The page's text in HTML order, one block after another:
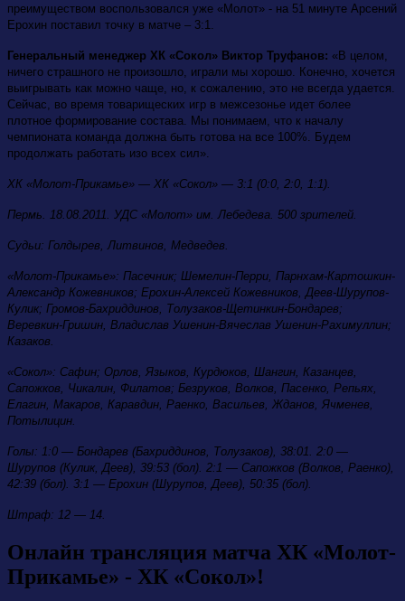
преимуществом воспользовался уже «Молот» - на 51 минуте Арсений
Ерохин поставил точку в матче – 3:1.
Генеральный менеджер ХК «Сокол» Виктор Труфанов: «В целом,
ничего страшного не произошло, играли мы хорошо. Конечно, хочется
выигрывать как можно чаще, но, к сожалению, это не всегда удается.
Сейчас, во время товарищеских игр в межсезонье идет более
плотное формирование состава. Мы понимаем, что к началу
чемпионата команда должна быть готова на все 100%. Будем
продолжать работать изо всех сил».
ХК «Молот-Прикамье» — ХК «Сокол» — 3:1 (0:0, 2:0, 1:1).
Пермь. 18.08.2011. УДС «Молот» им. Лебедева. 500 зрителей.
Судьи: Голдырев, Литвинов, Медведев.
«Молот-Прикамье»: Пасечник; Шемелин-Перри, Парнхам-Картошкин-
Александр Кожевников; Ерохин-Алексей Кожевников, Деев-Шурупов-
Кулик; Громов-Бахриддинов, Толузаков-Щетинкин-Бондарев;
Веревкин-Гришин, Владислав Ушенин-Вячеслав Ушенин-Рахимуллин;
Казаков.
«Сокол»: Сафин; Орлов, Языков, Курдюков, Шангин, Казанцев,
Сапожков, Чикалин, Филатов; Безруков, Волков, Пасенко, Репьях,
Елагин, Макаров, Каравдин, Раенко, Васильев, Жданов, Ячменев,
Потылицин.
Голы: 1:0 — Бондарев (Бахриддинов, Толузаков), 38:01. 2:0 —
Шурупов (Кулик, Деев), 39:53 (бол). 2:1 — Сапожков (Волков, Раенко),
42:39 (бол). 3:1 — Ерохин (Шурупов, Деев), 50:35 (бол).
Штраф: 12 — 14.
Онлайн трансляция матча ХК «Молот-
Прикамье» - ХК «Сокол»!